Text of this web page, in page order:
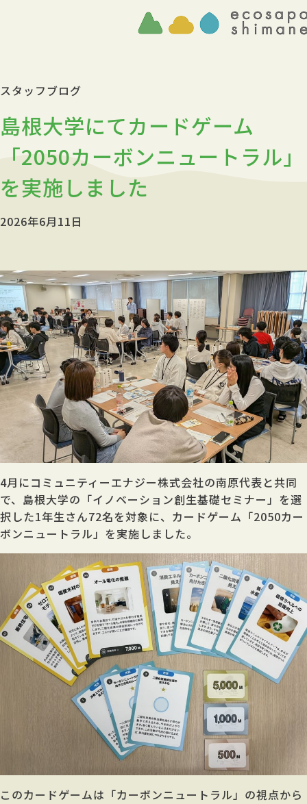
スタッフブログ
島根大学にてカードゲーム
「2050カーボンニュートラル」
を実施しました
2026年6月11日
4月にコミュニティーエナジー株式会社の南原代表と共同
で、島根大学の「イノベーション創生基礎セミナー」を選
択した1年生さん72名を対象に、カードゲーム「2050カー
ボンニュートラル」を実施しました。
このカードゲームは「カーボンニュートラル」の視点から